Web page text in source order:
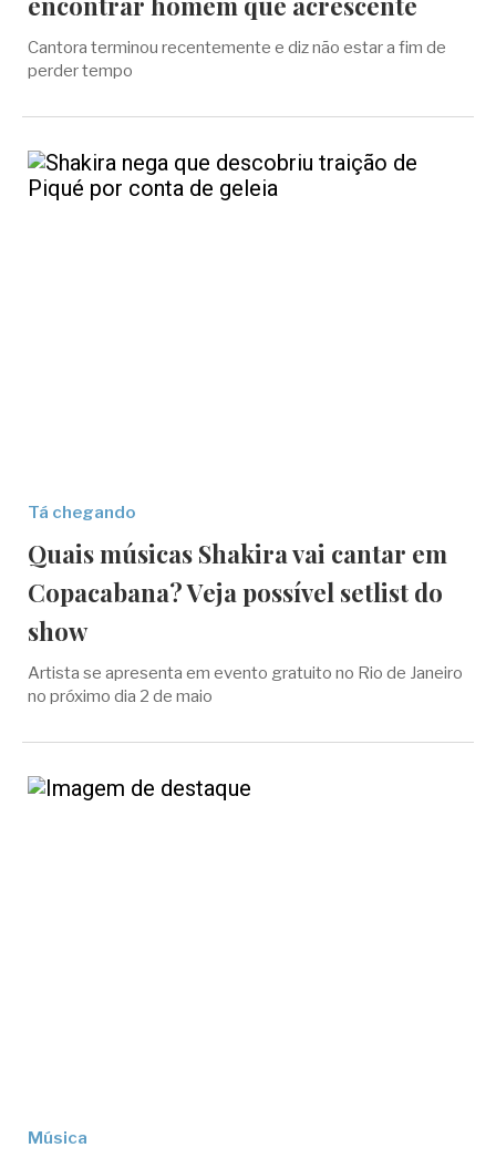
Cantora terminou recentemente e diz não estar a fim de
perder tempo
Tá chegando
Quais músicas Shakira vai cantar em
Copacabana? Veja possível setlist do
show
Artista se apresenta em evento gratuito no Rio de Janeiro
no próximo dia 2 de maio
Música